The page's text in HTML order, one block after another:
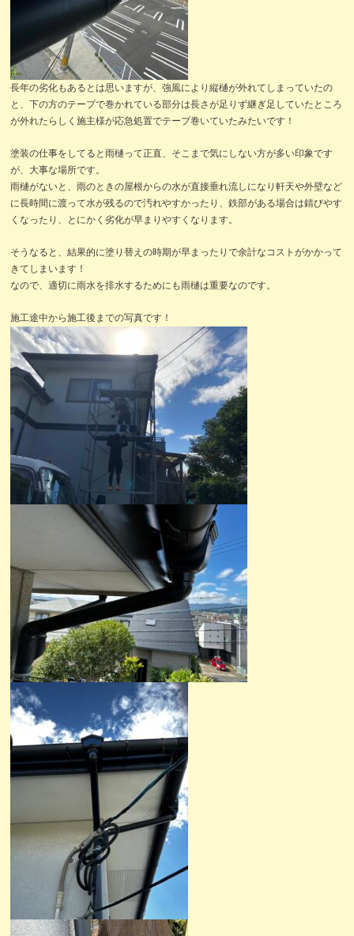
長年の劣化もあるとは思いますが、強風により縦樋が外れてしまっていたの
と、下の方のテープで巻かれている部分は長さが足りず継ぎ足していたところ
が外れたらしく施主様が応急処置でテープ巻いていたみたいです！
塗装の仕事をしてると雨樋って正直、そこまで気にしない方が多い印象です
が、大事な場所です。
雨樋がないと、雨のときの屋根からの水が直接垂れ流しになり軒天や外壁など
に長時間に渡って水が残るので汚れやすかったり、鉄部がある場合は錆びやす
くなったり、とにかく劣化が早まりやすくなります。
そうなると、結果的に塗り替えの時期が早まったりで余計なコストがかかって
きてしまいます！
なので、適切に雨水を排水するためにも雨樋は重要なのです。
施工途中から施工後までの写真です！